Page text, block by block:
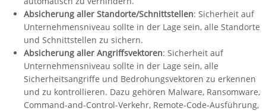
Absicherung aller Standorte/Schnittstellen: Sicherheit auf
Unternehmensniveau sollte in der Lage sein, alle Standorte
und Schnittstellen zu sichern.
Absicherung aller Angriffsvektoren: Sicherheit auf
Unternehmensniveau sollte in der Lage sein, alle
Sicherheitsangriffe und Bedrohungsvektoren zu erkennen
und zu kontrollieren. Dazu gehören Malware, Ransomware,
Command-and-Control-Verkehr, Remote-Code-Ausführung,